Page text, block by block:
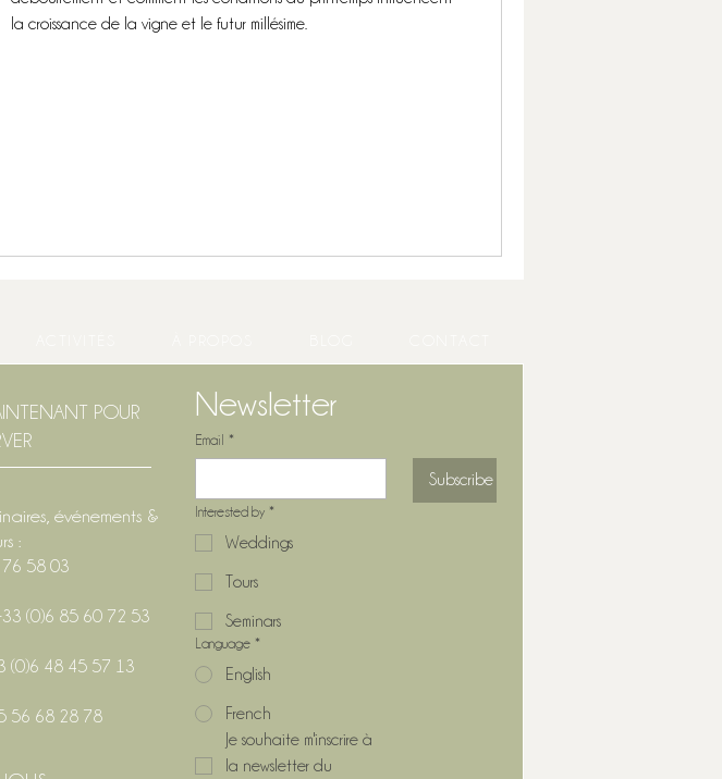
la croissance de la vigne et le futur millésime.
POUR
événements &
:
58 03
(0)6 85 60 72 53
(0)6 48 45 57 13
56 68 28 78
Newsletter
Email *
Subscribe
Interested by *
Weddings
Tours
Seminars
Language *
English
French
Je souhaite m'inscrire à
la newsletter du